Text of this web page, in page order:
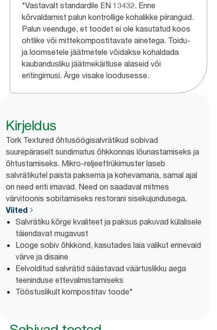
*Vastavalt standardile EN 13432. Enne
kõrvaldamist palun kontrollige kohalikke piiranguid.
Palun veenduge, et toodet ei ole kasutatud koos
ohtlike või mittekompostitavate ainetega. Toidu-
ja loomsetele jäätmetele võidakse kohaldada
kaubandusliku jäätmekäitluse alaseid või
eritingimusi. Ärge visake loodusesse.
Kirjeldus
Tork Textured õhtusöögisalvrätikud sobivad
suurepäraselt sundimatus õhkkonnas lõunastamiseks ja
õhtustamiseks. Mikro-reljeeftrükimuster laseb
salvrätikutel paista paksema ja kohevamana, samal ajal
on need eriti imavad. Need on saadaval mitmes
värvitoonis sobitamiseks restorani sisekujundusega.
Viited
Salvrätiku kõrge kvaliteet ja paksus pakuvad külalisele
täiendavat mugavust
Looge sobiv õhkkond, kasutades laia valikut erinevaid
värve ja disaine
Eelvolditud salvrätid säästavad väärtuslikku aega
teeninduse ettevalmistamiseks
Tööstuslikult kompostitav toode*